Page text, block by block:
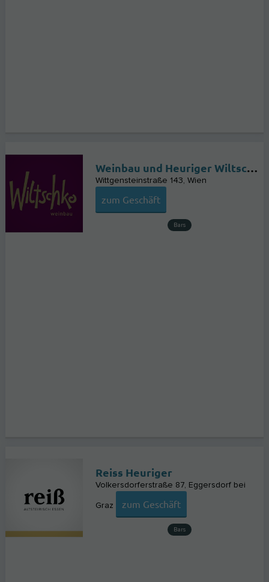
Weinbau und Heuriger Wiltschko
Wittgensteinstraße 143 Wien
zum Geschäft
Bars
Reiss Heuriger
Volkersdorferstraße 87 Eggersdorf bei
Graz zum Geschäft
Bars